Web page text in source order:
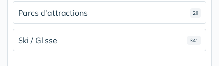
Parcs d'attractions 20
Ski / Glisse 341